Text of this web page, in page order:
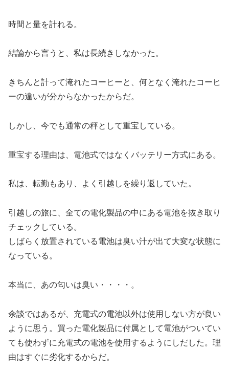
時間と量を計れる。
結論から言うと、私は長続きしなかった。
きちんと計って淹れたコーヒーと、何となく淹れたコーヒ
ーの違いが分からなかったからだ。
しかし、今でも通常の秤として重宝している。
重宝する理由は、電池式ではなくバッテリー方式にある。
私は、転勤もあり、よく引越しを繰り返していた。
引越しの旅に、全ての電化製品の中にある電池を抜き取り
チェックしている。
しばらく放置されている電池は臭い汁が出て大変な状態に
なっている。
本当に、あの匂いは臭い・・・・。
余談ではあるが、充電式の電池以外は使用しない方が良い
ように思う。買った電化製品に付属として電池がついてい
ても使わずに充電式の電池を使用するようにしだした。理
由はすぐに劣化するからだ。